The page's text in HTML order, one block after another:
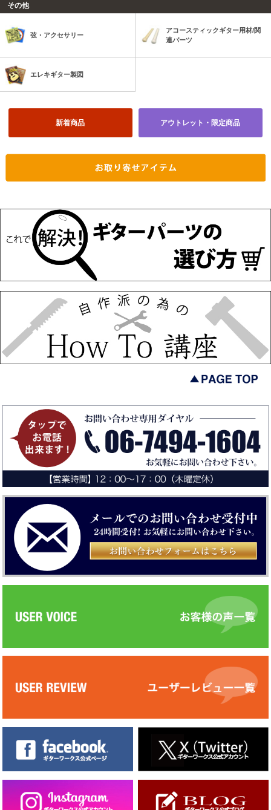
その他
弦・アクセサリー
アコースティックギター用材/関
連パーツ
エレキギター製図
新着商品 アウトレット・限定商品